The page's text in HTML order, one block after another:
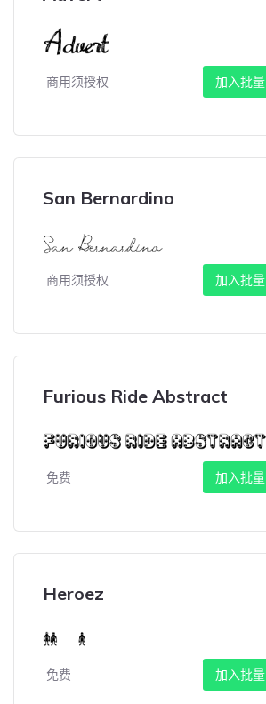
商用须授权 加入批量
San Bernardino
商用须授权 加入批量
Furious Ride Abstract
免费 加入批量
Heroez
免费 加入批量